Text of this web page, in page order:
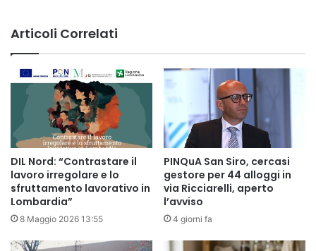
Articoli Correlati
DIL Nord: “Contrastare il
lavoro irregolare e lo
sfruttamento lavorativo in
Lombardia”
8 Maggio 2026 13:55
PINQuA San Siro, cercasi
gestore per 44 alloggi in
via Ricciarelli, aperto
l’avviso
4 giorni fa